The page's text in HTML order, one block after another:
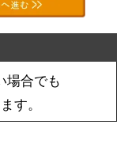
場合でも
す。